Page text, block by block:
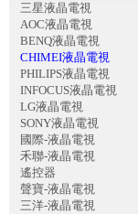
三星液晶電視
AOC液晶電視
BENQ液晶電視
CHIMEI液晶電視
PHILIPS液晶電視
INFOCUS液晶電視
LG液晶電視
SONY液晶電視
國際-液晶電視
禾聯-液晶電視
遙控器
聲寶-液晶電視
三洋-液晶電視